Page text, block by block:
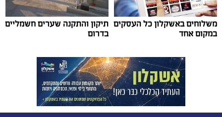
משלוחים באשקלון כל העסקים
במקום אחד
תיקון והתקנה שערים חשמליים
בדרום